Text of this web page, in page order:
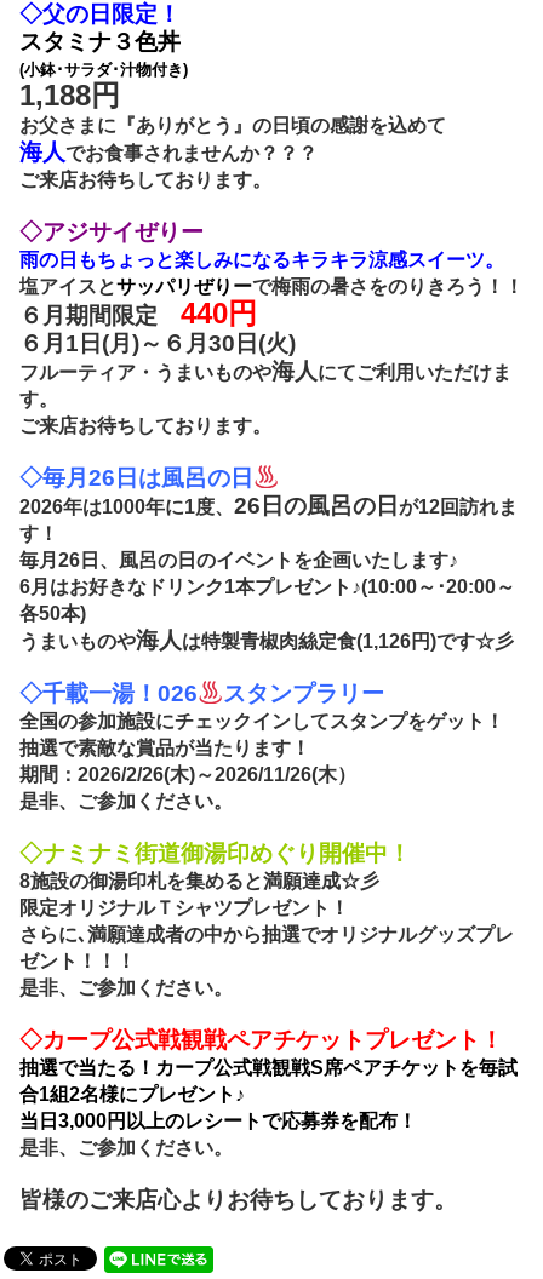
◇父の日限定！
スタミナ３色丼
(小鉢･サラダ･汁物付き)
1,188円
お父さまに『ありがとう』の日頃の感謝を込めて
海人でお食事されませんか？？？
ご来店お待ちしております。
◇アジサイぜりー
雨の日もちょっと楽しみになるキラキラ涼感スイーツ。
塩アイスとサッパリぜりーで梅雨の暑さをのりきろう！！
６月期間限定 440円
６月1日(月)～６月30日(火)
フルーティア・うまいものや海人 にてご利用いただけま
す。
ご来店お待ちしております。
◇毎月26日は風呂の日
2026年は1000年に1度、 26日の風呂の日 が12回訪れま
す！
毎月26日、風呂の日のイベントを企画いたします♪
6月はお好きなドリンク1本プレゼント♪(10:00～･20:00～
各50本)
うまいものや海人 は特製青椒肉絲定食(1,126円)です☆彡
◇千載一湯！026 スタンプラリー
全国の参加施設にチェックインしてスタンプをゲット！
抽選で素敵な賞品が当たります！
期間：2026/2/26(木)～2026/11/26(木）
是非、ご参加ください。
◇ナミナミ街道御湯印めぐり開催中！
8施設の御湯印札を集めると満願達成☆彡
限定オリジナルＴシャツプレゼント！
さらに､満願達成者の中から抽選でオリジナルグッズプレ
ゼント！！！
是非、ご参加ください。
◇カープ公式戦観戦ペアチケットプレゼント！
抽選で当たる！カープ公式戦観戦S席ペアチケットを毎試
合1組2名様にプレゼント♪
当日3,000円以上のレシートで応募券を配布！
是非、ご参加ください。
皆様のご来店心よりお待ちしております。